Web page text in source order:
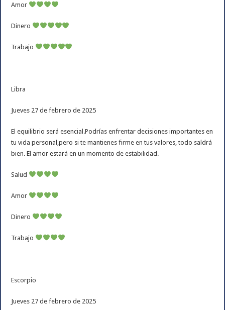
Amor
Dinero
Trabajo
Libra
Jueves 27 de febrero de 2025
El equilibrio será esencial.Podrías enfrentar decisiones importantes en
tu vida personal,pero si te mantienes firme en tus valores, todo saldrá
bien. El amor estará en un momento de estabilidad.
Salud
Amor
Dinero
Trabajo
Escorpio
Jueves 27 de febrero de 2025